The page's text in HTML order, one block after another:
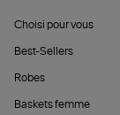
Choisi pour vous
Best-Sellers
Robes
Baskets femme